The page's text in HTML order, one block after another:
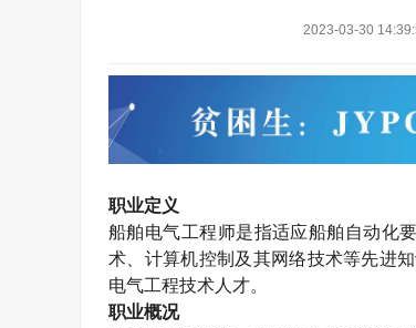
2023-03-30
职业定义
船舶电气工程师是指适应船舶自动化
术、计算机控制及其网络技术等先进
电气工程技术人才。
职业概况